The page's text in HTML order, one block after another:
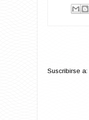
Suscribirse a: